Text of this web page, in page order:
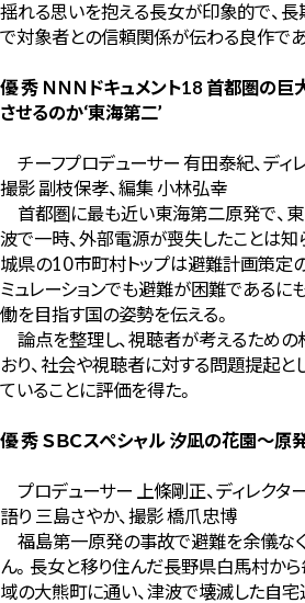
揺れる思いを抱える長女が印象的で、
で対象者との信頼関係が伝わる良作であ
優 秀 ＮＮＮドキュメント18 首都圏の
させるのか‘東海第二’
チーフプロデューサー 有田泰紀、ディ
撮影 副枝保孝、編集 小林弘幸
首都圏に最も近い東海第二原発で、
波で一時、外部電源が喪失したことは知
城県の10市町村トップは避難計画策定
ミュレーションでも避難が困難であるに
働を目指す国の姿勢を伝える。
論点を整理し、視聴者が考えるための
おり、社会や視聴者に対する問題提起と
ていることに評価を得た。
優 秀 ＳＢＣスペシャル 汐凪の花園～原
プロデューサー 上條剛正、ディレクタ
語り 三島さやか、撮影 橋爪忠博
福島第一原発の事故で避難を余儀な
ん。長女と移り住んだ長野県白馬村か
域の大熊町に通い、津波で壊滅した自